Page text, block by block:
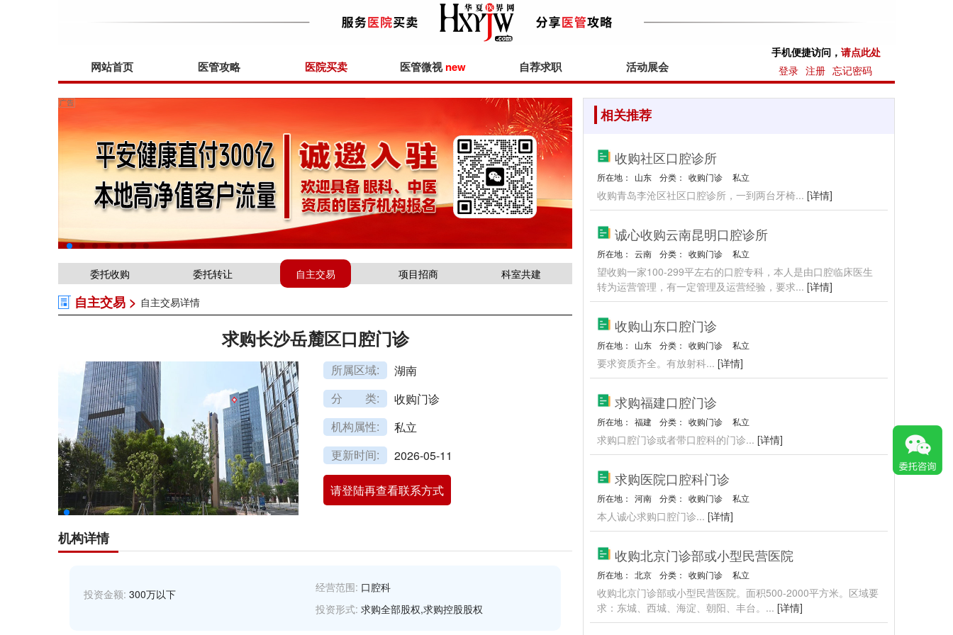
网站首页 医管攻略 医院买卖 医管微视new 自荐求职 活动展会
手机便捷访问， 请点此处
登录 注册 忘记密码
委托收购 委托转让 自主交易 项目招商 科室共建
自主交易 > 自主交易详情
求购长沙岳麓区口腔门诊
所属区域:
湖南
分 类:
收购门诊
机构属性:
私立
更新时间:
2026-05-11
请登陆再查看联系方式
机构详情
经营范围: 口腔科
投资金额: 300万以下
投资形式: 求购全部股权,求购控股股权
相关推荐
收购社区口腔诊所
所在地： 山东 分类： 收购门诊 私立
收购青岛李沧区社区口腔诊所，一到两台牙椅... [详情]
诚心收购云南昆明口腔诊所
所在地： 云南 分类： 收购门诊 私立
望收购一家100-299平左右的口腔专科，本人是由口腔临床医生
转为运营管理，有一定管理及运营经验，要求... [详情]
收购山东口腔门诊
所在地： 山东 分类： 收购门诊 私立
要求资质齐全。有放射科... [详情]
求购福建口腔门诊
所在地： 福建 分类： 收购门诊 私立
求购口腔门诊或者带口腔科的门诊... [详情]
求购医院口腔科门诊
所在地： 河南 分类： 收购门诊 私立
本人诚心求购口腔门诊... [详情]
收购北京门诊部或小型民营医院
所在地： 北京 分类： 收购门诊 私立
收购北京门诊部或小型民营医院。面积500-2000平方米。区域要
求：东城、西城、海淀、朝阳、丰台。 ... [详情]